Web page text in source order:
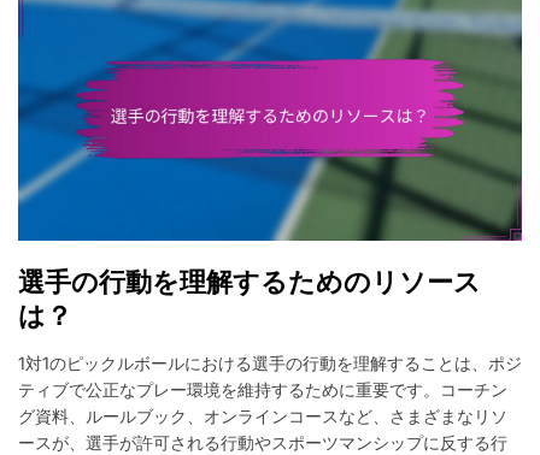
選手の行動を理解するためのリソース
は？
1対1のピックルボールにおける選手の行動を理解することは、ポジ
ティブで公正なプレー環境を維持するために重要です。コーチン
グ資料、ルールブック、オンラインコースなど、さまざまなリソ
ースが、選手が許可される行動やスポーツマンシップに反する行